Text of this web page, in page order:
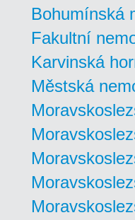
Bohumínská
Fakultní
Karvinská
Městská